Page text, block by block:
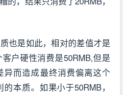
也是如此，相对的差值才是
户硬性消费是50RMB,但是
异而造成最终消费偏离这个
本质。如果小于50RMB，